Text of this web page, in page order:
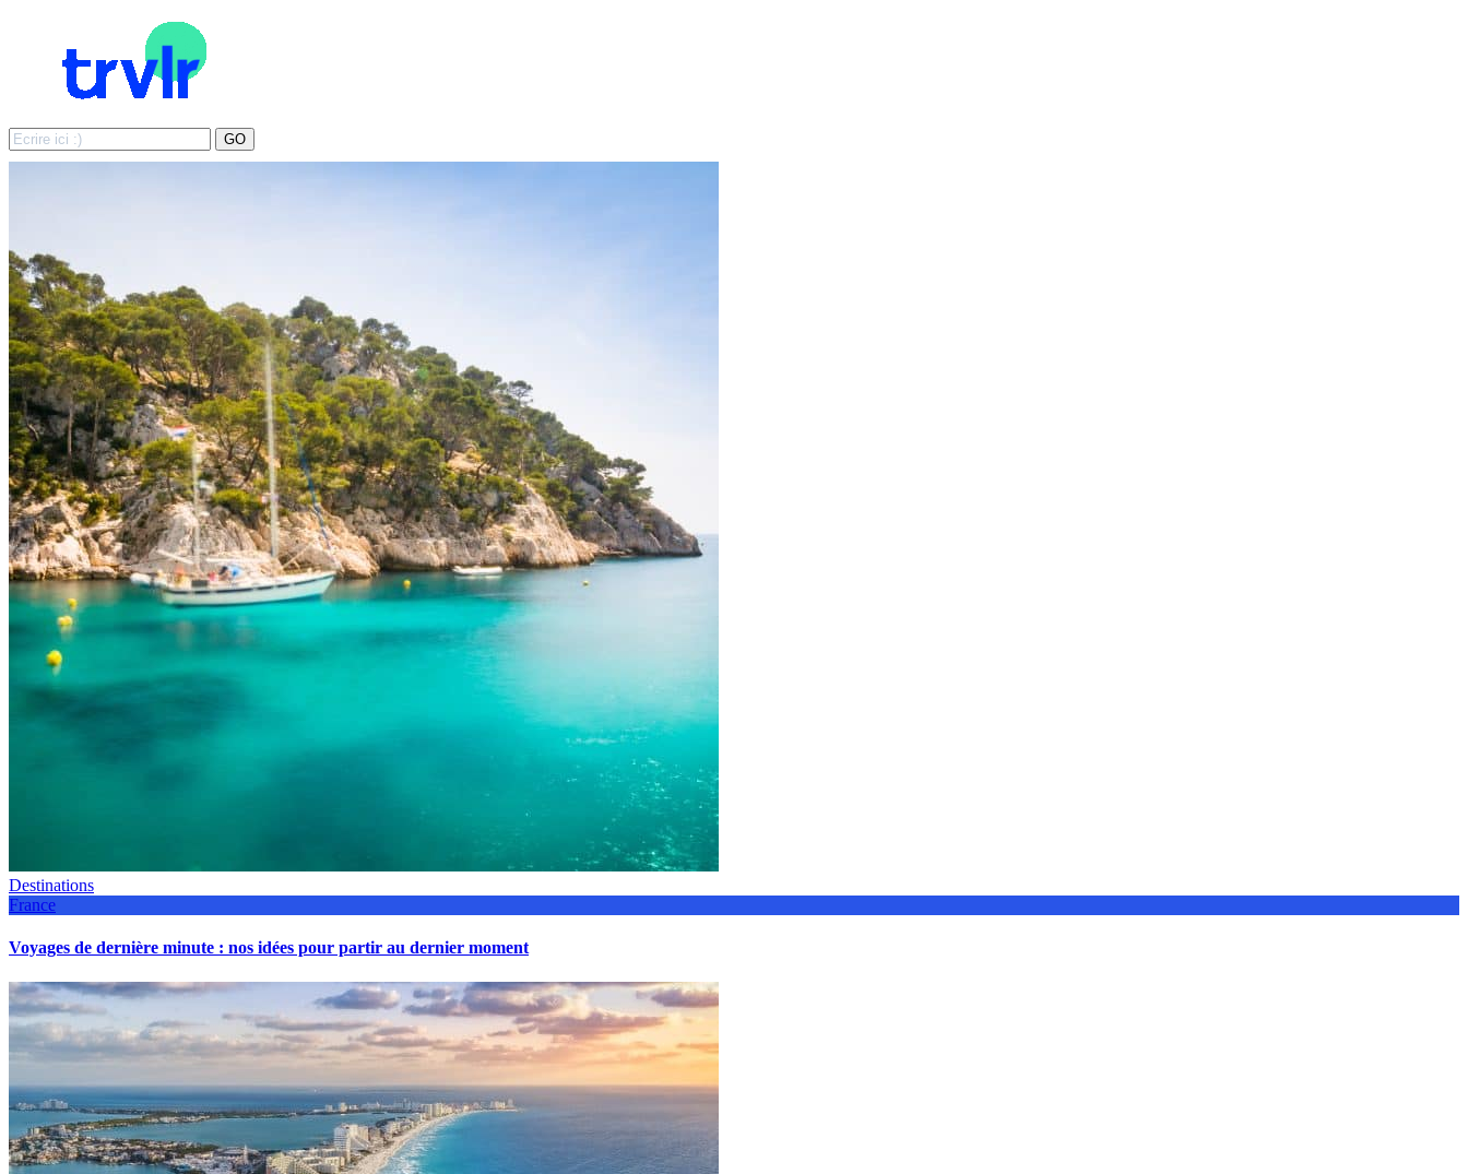
Search
for:
GO
Destinations
France
Voyages de dernière minute : nos idées pour partir au dernier moment